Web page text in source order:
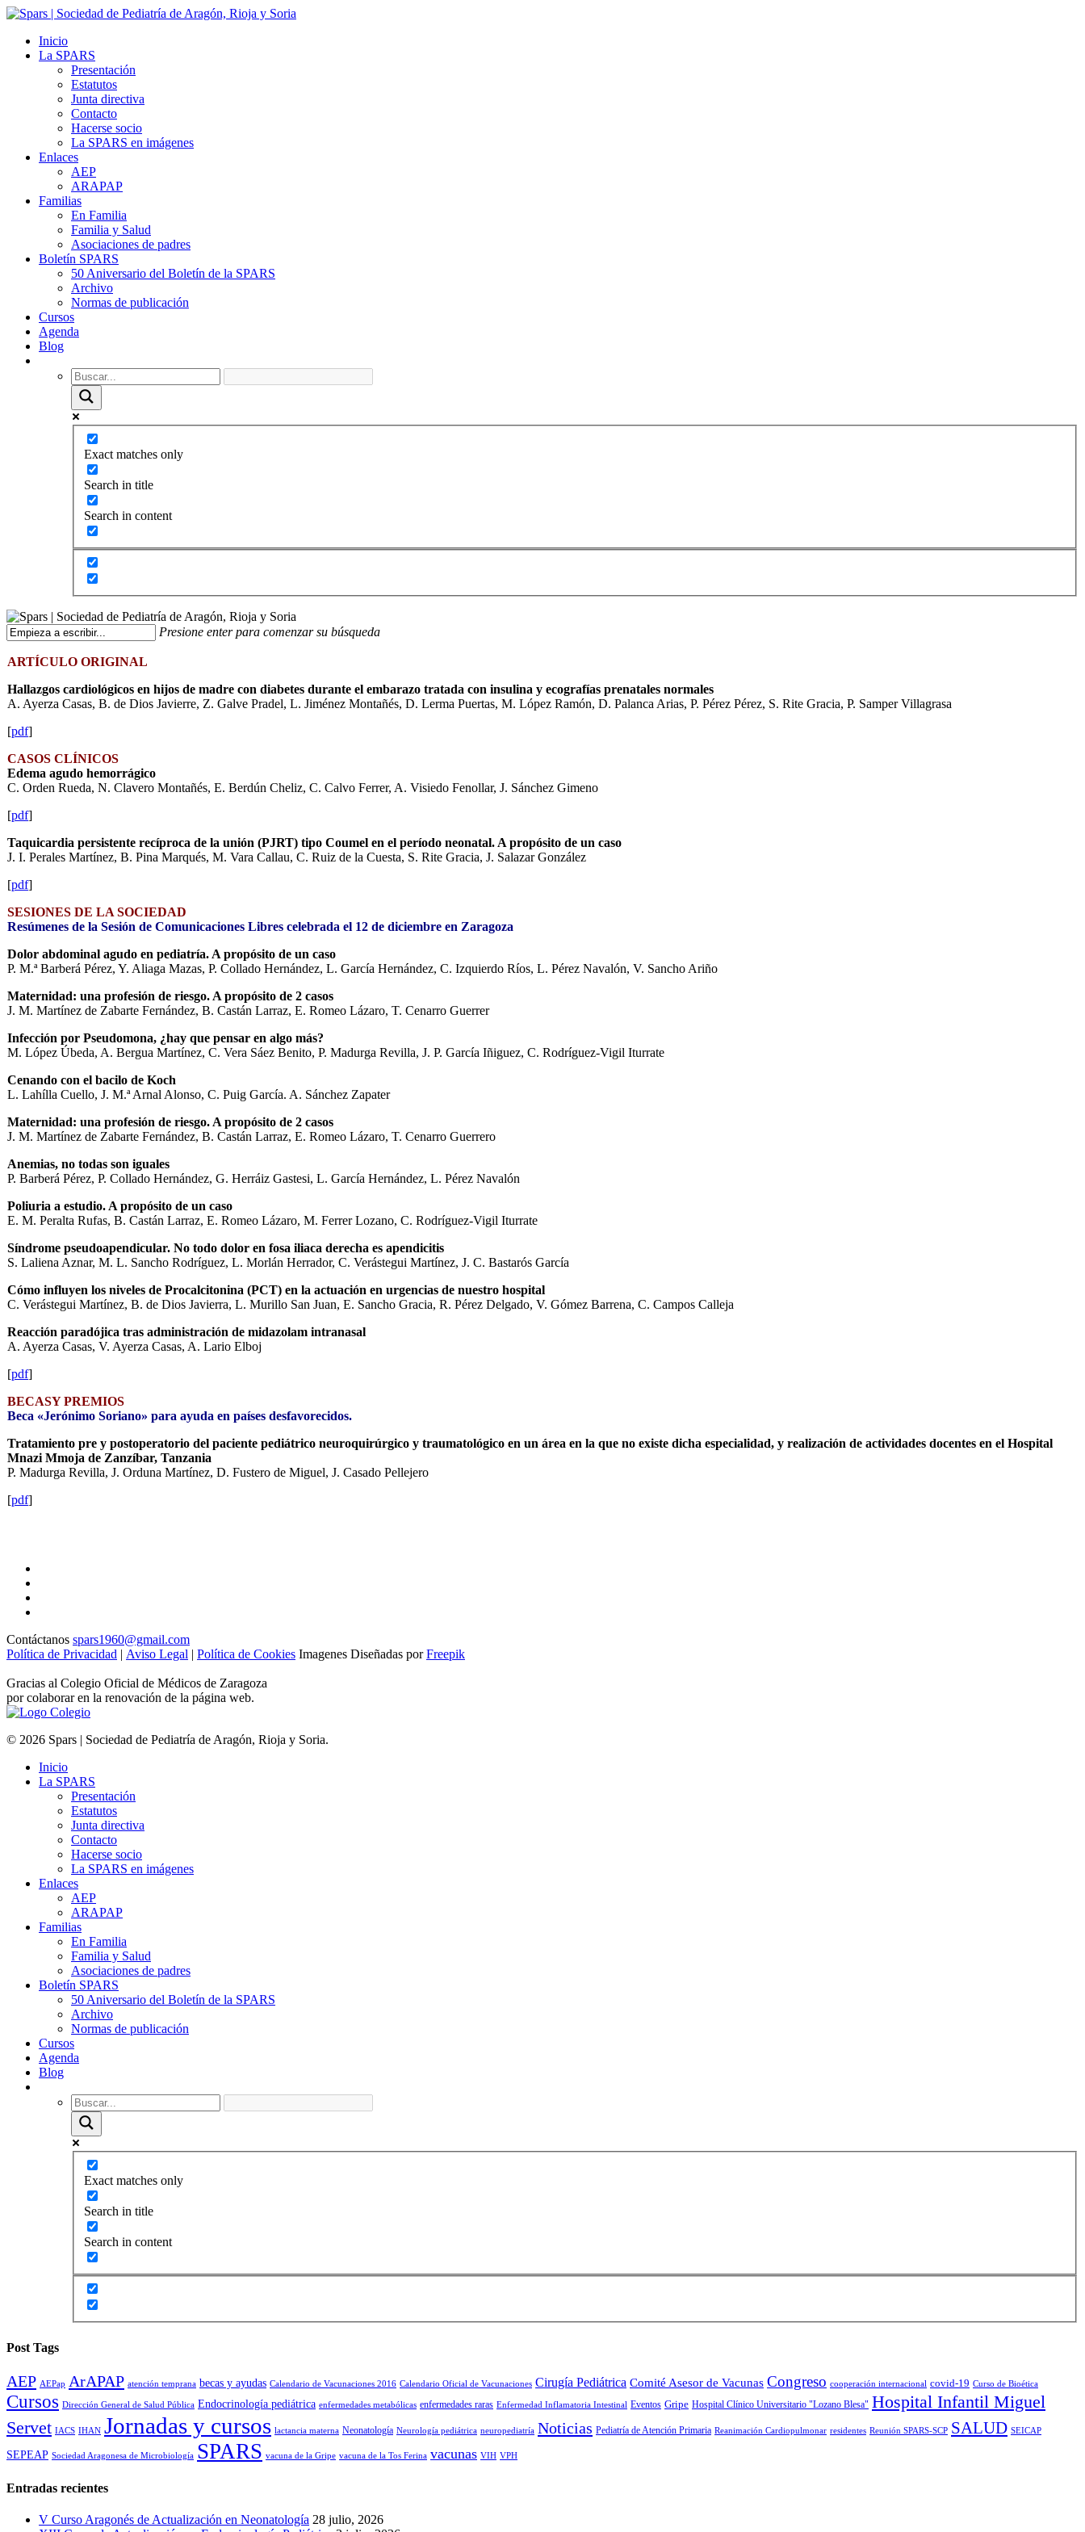
Inicio
La SPARS
Presentación
Estatutos
Junta directiva
Contacto
Hacerse socio
La SPARS en imágenes
Enlaces
AEP
ARAPAP
Familias
En Familia
Familia y Salud
Asociaciones de padres
Boletín SPARS
50 Aniversario del Boletín de la SPARS
Archivo
Normas de publicación
Cursos
Agenda
Blog
Exact matches only
Search in title
Search in content
Presione enter para comenzar su búsqueda
ARTÍCULO ORIGINAL
Hallazgos cardiológicos en hijos de madre con diabetes durante el embarazo tratada con insulina y ecografías prenatales normales
A. Ayerza Casas, B. de Dios Javierre, Z. Galve Pradel, L. Jiménez Montañés, D. Lerma Puertas, M. López Ramón, D. Palanca Arias, P. Pérez Pérez, S. Rite Gracia, P. Samper Villagrasa
[pdf]
CASOS CLÍNICOS
Edema agudo hemorrágico
C. Orden Rueda, N. Clavero Montañés, E. Berdún Cheliz, C. Calvo Ferrer, A. Visiedo Fenollar, J. Sánchez Gimeno
[pdf]
Taquicardia persistente recíproca de la unión (PJRT) tipo Coumel en el período neonatal. A propósito de un caso
J. I. Perales Martínez, B. Pina Marqués, M. Vara Callau, C. Ruiz de la Cuesta, S. Rite Gracia, J. Salazar González
[pdf]
SESIONES DE LA SOCIEDAD
Resúmenes de la Sesión de Comunicaciones Libres celebrada el 12 de diciembre en Zaragoza
Dolor abdominal agudo en pediatría. A propósito de un caso
P. M.ª Barberá Pérez, Y. Aliaga Mazas, P. Collado Hernández, L. García Hernández, C. Izquierdo Ríos, L. Pérez Navalón, V. Sancho Ariño
Maternidad: una profesión de riesgo. A propósito de 2 casos
J. M. Martínez de Zabarte Fernández, B. Castán Larraz, E. Romeo Lázaro, T. Cenarro Guerrer
Infección por Pseudomona, ¿hay que pensar en algo más?
M. López Úbeda, A. Bergua Martínez, C. Vera Sáez Benito, P. Madurga Revilla, J. P. García Iñiguez, C. Rodríguez-Vigil Iturrate
Cenando con el bacilo de Koch
L. Lahílla Cuello, J. M.ª Arnal Alonso, C. Puig García. A. Sánchez Zapater
Maternidad: una profesión de riesgo. A propósito de 2 casos
J. M. Martínez de Zabarte Fernández, B. Castán Larraz, E. Romeo Lázaro, T. Cenarro Guerrero
Anemias, no todas son iguales
P. Barberá Pérez, P. Collado Hernández, G. Herráiz Gastesi, L. García Hernández, L. Pérez Navalón
Poliuria a estudio. A propósito de un caso
E. M. Peralta Rufas, B. Castán Larraz, E. Romeo Lázaro, M. Ferrer Lozano, C. Rodríguez-Vigil Iturrate
Síndrome pseudoapendicular. No todo dolor en fosa iliaca derecha es apendicitis
S. Laliena Aznar, M. L. Sancho Rodríguez, L. Morlán Herrador, C. Verástegui Martínez, J. C. Bastarós García
Cómo influyen los niveles de Procalcitonina (PCT) en la actuación en urgencias de nuestro hospital
C. Verástegui Martínez, B. de Dios Javierra, L. Murillo San Juan, E. Sancho Gracia, R. Pérez Delgado, V. Gómez Barrena, C. Campos Calleja
Reacción paradójica tras administración de midazolam intranasal
A. Ayerza Casas, V. Ayerza Casas, A. Lario Elboj
[pdf]
BECASY PREMIOS
Beca «Jerónimo Soriano» para ayuda en países desfavorecidos.
Tratamiento pre y postoperatorio del paciente pediátrico neuroquirúrgico y traumatológico en un área en la que no existe dicha especialidad, y realización de actividades docentes en el Hospital
Mnazi Mmoja de Zanzíbar, Tanzania
P. Madurga Revilla, J. Orduna Martínez, D. Fustero de Miguel, J. Casado Pellejero
[pdf]
Contáctanos spars1960@gmail.com
Política de Privacidad | Aviso Legal | Política de Cookies Imagenes Diseñadas porFreepik
Gracias al Colegio Oficial de Médicos de Zaragoza
por colaborar en la renovación de la página web.
© 2026 Spars | Sociedad de Pediatría de Aragón, Rioja y Soria.
Inicio
La SPARS
Presentación
Estatutos
Junta directiva
Contacto
Hacerse socio
La SPARS en imágenes
Enlaces
AEP
ARAPAP
Familias
En Familia
Familia y Salud
Asociaciones de padres
Boletín SPARS
50 Aniversario del Boletín de la SPARS
Archivo
Normas de publicación
Cursos
Agenda
Blog
Exact matches only
Search in title
Search in content
Post Tags
AEP AEPap ArAPAP atención temprana becas y ayudas Calendario de Vacunaciones 2016 Calendario Oficial de Vacunaciones Cirugía Pediátrica Comité Asesor de Vacunas Congreso cooperación internacional covid-19 Curso de Bioética
Cursos Dirección General de Salud Pública Endocrinología pediátrica enfermedades metabólicas enfermedades raras Enfermedad Inflamatoria Intestinal Eventos Gripe Hospital Clínico Universitario "Lozano Blesa" Hospital Infantil Miguel
Servet IACS IHAN Jornadas y cursos lactancia materna Neonatología Neurología pediátrica neuropediatría Noticias Pediatría de Atención Primaria Reanimación Cardiopulmonar residentes Reunión SPARS-SCP SALUD SEICAP
SEPEAP Sociedad Aragonesa de Microbiología SPARS vacuna de la Gripe vacuna de la Tos Ferina vacunas VIH VPH
Entradas recientes
V Curso Aragonés de Actualización en Neonatología 28 julio, 2026